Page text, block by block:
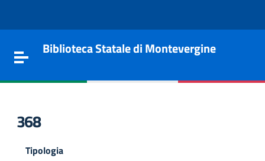
Toggle navigation
Biblioteca Statale di Montevergine
368
Tipologia